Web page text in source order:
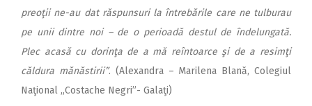
preoţii ne-au dat răspunsuri la întrebările care ne tulburau
pe unii dintre noi – de o perioadă destul de îndelungată.
Plec acasă cu dorinţa de a mă reîntoarce şi de a resimţi
căldura mănăstirii”. (Alexandra – Marilena Blană, Colegiul
Naţional „Costache Negri”- Galaţi)